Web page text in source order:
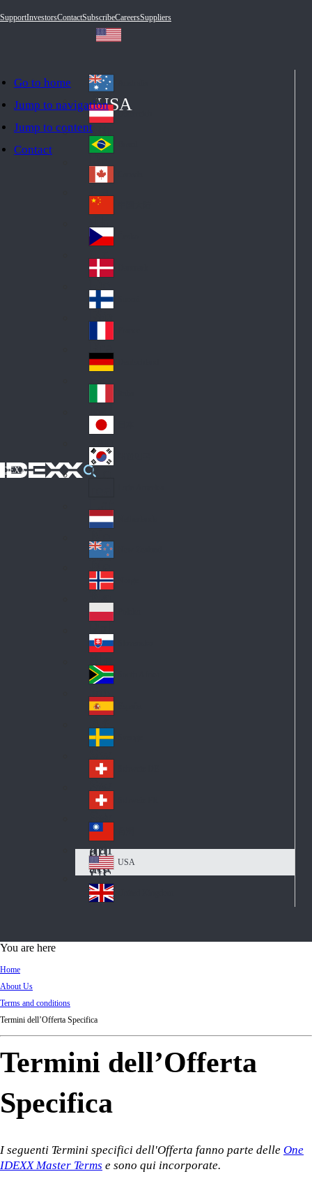
Go to home
Jump to navigation
Jump to content
Contact
SupportInvestorsContactSubscribeCareersSuppliers
IDEXX
USA
Au
str
ali
a
Au
stri
a
Br
azi
l
Ca
na
da
Ch
ina
Cz
ec
h
De
nm
ark
Fin
d
Fra
nc
e
Ge
an
y
Ital
y
Jap
an
Ko
Lat
in
A
me
ric
a
Ne
the
rla
nd
s
Ne
w
Ze
ala
nd
No
rw
ay
Pol
an
d
Slo
va
kia
So
uth
Af
ric
a
Sp
ain
Sw
ed
en
Sw
itz
erl
an
d
Sw
itz
erl
an
d
Tai
wa
n
US
A
USA
d
You are here
Home
About Us
Terms and conditions
Termini dell’Offerta Specifica
Termini dell’Offerta
Specifica
I seguenti Termini specifici dell'Offerta fanno parte delle One
IDEXX Master Terms e sono qui incorporate.